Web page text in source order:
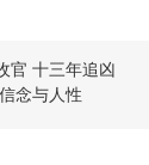
官 十三年追凶
念与人性